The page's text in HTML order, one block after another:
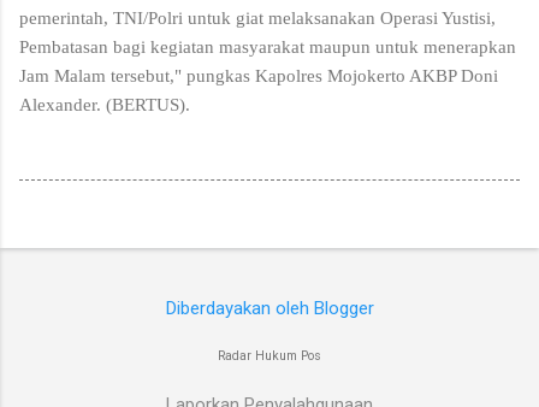
pemerintah, TNI/Polri untuk giat melaksanakan Operasi Yustisi,
Pembatasan bagi kegiatan masyarakat maupun untuk menerapkan
Jam Malam tersebut," pungkas Kapolres Mojokerto AKBP Doni
Alexander. (BERTUS).
Diberdayakan oleh Blogger
Radar Hukum Pos